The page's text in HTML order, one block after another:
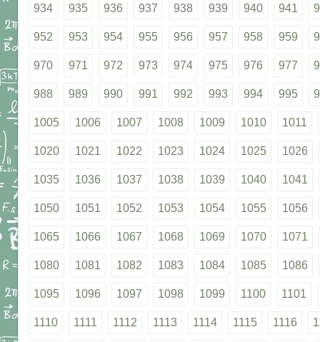
934 935 936 937 938 939 940 941
952 953 954 955 956 957 958 959
970 971 972 973 974 975 976 977
988 989 990 991 992 993 994 995
1005 1006 1007 1008 1009 1010 1011
1020 1021 1022 1023 1024 1025 1026
1035 1036 1037 1038 1039 1040 1041
1050 1051 1052 1053 1054 1055 1056
1065 1066 1067 1068 1069 1070 1071
1080 1081 1082 1083 1084 1085 1086
1095 1096 1097 1098 1099 1100 1101
1110 1111 1112 1113 1114 1115 1116